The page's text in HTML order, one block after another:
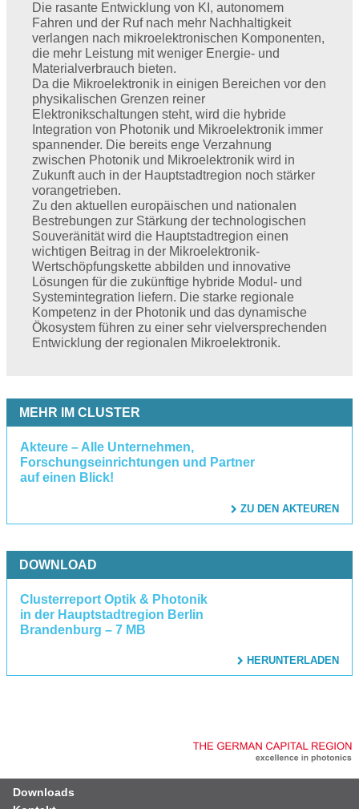
Die rasante Entwicklung von KI, autonomem
Fahren und der Ruf nach mehr Nachhaltigkeit
verlangen nach mikroelektronischen Komponenten,
die mehr Leistung mit weniger Energie- und
Materialverbrauch bieten.
Da die Mikroelektronik in einigen Bereichen vor den
physikalischen Grenzen reiner
Elektronikschaltungen steht, wird die hybride
Integration von Photonik und Mikroelektronik immer
spannender. Die bereits enge Verzahnung
zwischen Photonik und Mikroelektronik wird in
Zukunft auch in der Hauptstadtregion noch stärker
vorangetrieben.
Zu den aktuellen europäischen und nationalen
Bestrebungen zur Stärkung der technologischen
Souveränität wird die Hauptstadtregion einen
wichtigen Beitrag in der Mikroelektronik-
Wertschöpfungskette abbilden und innovative
Lösungen für die zukünftige hybride Modul- und
Systemintegration liefern. Die starke regionale
Kompetenz in der Photonik und das dynamische
Ökosystem führen zu einer sehr vielversprechenden
Entwicklung der regionalen Mikroelektronik.
MEHR IM CLUSTER
Akteure – Alle Unternehmen,
Forschungseinrichtungen und Partner
auf einen Blick!
ZU DEN AKTEUREN
DOWNLOAD
Clusterreport Optik & Photonik
in der Hauptstadtregion Berlin
Brandenburg – 7 MB
HERUNTERLADEN
Downloads